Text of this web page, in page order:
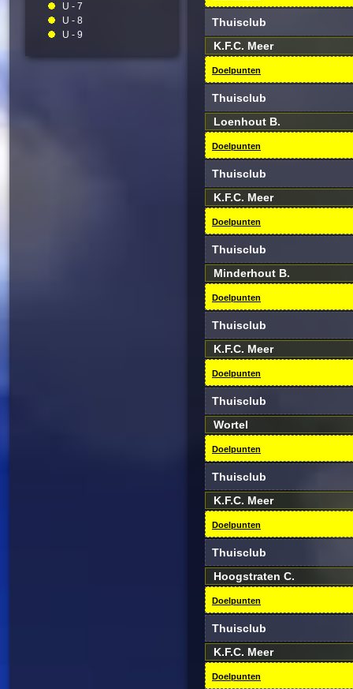
U - 7
U - 8
U - 9
Thuisclub
K.F.C. Meer
Doelpunten
Thuisclub
Loenhout B.
Doelpunten
Thuisclub
K.F.C. Meer
Doelpunten
Thuisclub
Minderhout B.
Doelpunten
Thuisclub
K.F.C. Meer
Doelpunten
Thuisclub
Wortel
Doelpunten
Thuisclub
K.F.C. Meer
Doelpunten
Thuisclub
Hoogstraten C.
Doelpunten
Thuisclub
K.F.C. Meer
Doelpunten